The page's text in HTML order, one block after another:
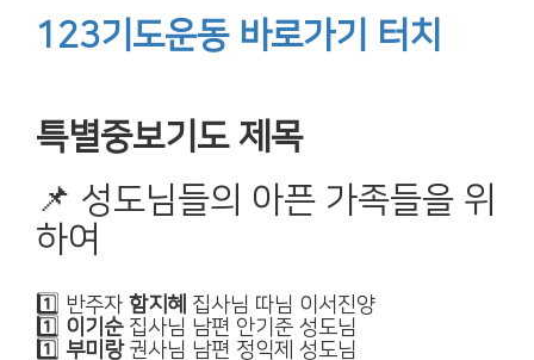
123기도운동 바로가기 터치
특별중보기도 제목
📌 성도님들의 아픈 가족들을 위
하여
1️⃣ 반주자 함지혜 집사님 따님 이서진양
1️⃣ 이기순집사님 남편 안기준 성도님
1️⃣ 부미랑권사님 남편 정익제 성도님